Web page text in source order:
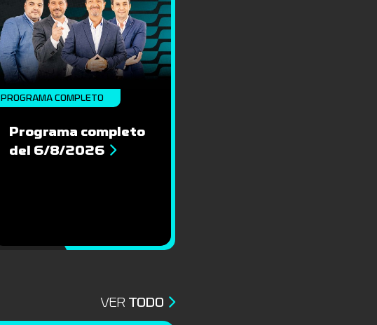
PROGRAMA COMPLETO
Programa completo
del 6/8/2026
VER TODO